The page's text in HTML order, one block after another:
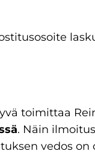
toimittaa
. Näin
vedos